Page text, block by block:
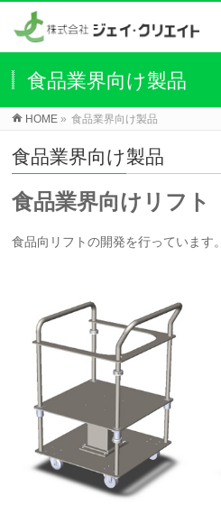
食品業界向け製品
HOME » 食品業界向け製品
食品業界向け製品
食品業界向けリフト
食品向リフトの開発を行っています。